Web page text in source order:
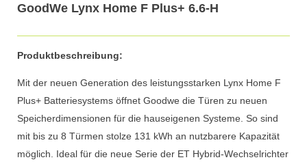
GoodWe Lynx Home F Plus+ 6.6-H
Produktbeschreibung:
Mit der neuen Generation des leistungsstarken Lynx Home F
Plus+ Batteriesystems öffnet Goodwe die Türen zu neuen
Speicherdimensionen für die hauseigenen Systeme. So sind
mit bis zu 8 Türmen stolze 131 kWh an nutzbarere Kapazität
möglich. Ideal für die neue Serie der ET Hybrid-Wechselrichter